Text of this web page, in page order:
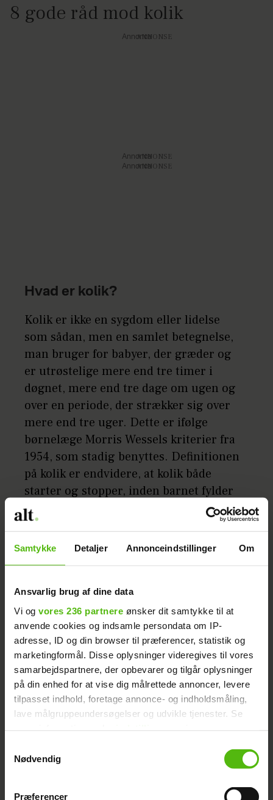
Samtykke Detaljer Annonceindstillinger Om
Ansvarlig brug af dine data
Vi og vores 236 partnere ønsker dit samtykke til at
anvende cookies og indsamle persondata om IP-
adresse, ID og din browser til præferencer, statistik og
marketingformål. Disse oplysninger videregives til vores
samarbejdspartnere, der opbevarer og tilgår oplysninger
på din enhed for at vise dig målrettede annoncer, levere
tilpasset indhold, foretage annonce- og indholdsmåling,
lave målgruppeundersøgelser og udvikle tjenester. Se
tilbage eller ændre indstillinger fra vores
"Cookiedeklaration", eller ved at trykke på "Privacy
Nødvendig
Præferencer
8 gode råd mod kolik
Annonce
Annonce
Annonce
Hvad er kolik?
Kolik er ikke en sygdom eller lidelse
som sådan, men en samlet betegnelse,
man bruger for babyer, der græder og
er utrøstelige mere end tre timer i
døgnet, mere end tre dage om ugen og
over en periode, der strækker sig over
mere end tre uger. Dette er ifølge
børnelæge Morris Wessels kriterier fra
1954, som stadig benyttes. Definitionen
på kolik er endvidere, at kolik både
starter og stopper, inden barnet fylder
fem måneder. Der er ingen øvrig
fysiologisk forklaring på barnets gråd
og ubehag, og baby kan ikke trøstes ved
Alle babyer græder, og næsten alle
forældre oplever en periode, hvor den
lille baby lader til at have ondt i maven.
Det er helt normalt og menes at
skyldes, at tarmsystemet ikke er helt
modent til at bearbejde føde og skal
have en tilvænningsperiode, efter
barnet er blevet født. Mens barnet
ligger i maven ernæres det nemlig